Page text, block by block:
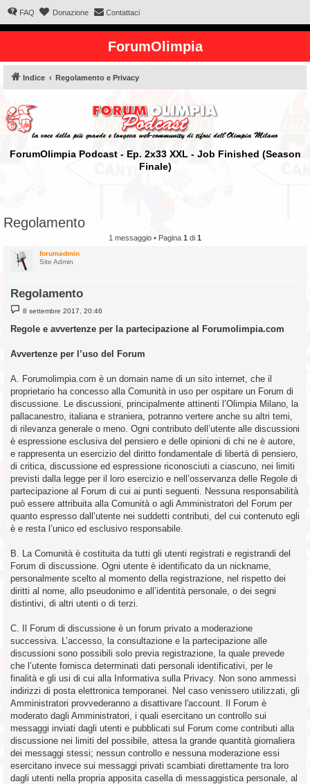
FAQ Donazione Contattaci
ForumOlimpia
Indice Regolamento e Privacy
ForumOlimpia Podcast - Ep. 2x33 XXL - Job Finished (Season
Finale)
Regolamento
1 messaggio • Pagina 1 di 1
forumadmin
Site Admin
Regolamento
M
e
s
g
o
8 settembre 2017, 20:46
Regole e avvertenze per la partecipazione al Forumolimpia.com
Avvertenze per l’uso del Forum
A. Forumolimpia.com è un domain name di un sito internet, che il
proprietario ha concesso alla Comunità in uso per ospitare un Forum di
discussione. Le discussioni, principalmente attinenti l’Olimpia Milano, la
pallacanestro, italiana e straniera, potranno vertere anche su altri temi,
di rilevanza generale o meno. Ogni contributo dell’utente alle discussioni
è espressione esclusiva del pensiero e delle opinioni di chi ne è autore,
e rappresenta un esercizio del diritto fondamentale di libertà di pensiero,
di critica, discussione ed espressione riconosciuti a ciascuno, nei limiti
previsti dalla legge per il loro esercizio e nell’osservanza delle Regole di
partecipazione al Forum di cui ai punti seguenti. Nessuna responsabilità
può essere attribuita alla Comunità o agli Amministratori del Forum per
quanto espresso dall’utente nei suddetti contributi, del cui contenuto egli
è e resta l’unico ed esclusivo responsabile.
B. La Comunità è costituita da tutti gli utenti registrati e registrandi del
Forum di discussione. Ogni utente è identificato da un nickname,
personalmente scelto al momento della registrazione, nel rispetto dei
diritti al nome, allo pseudonimo e all’identità personale, o dei segni
distintivi, di altri utenti o di terzi.
C. Il Forum di discussione è un forum privato a moderazione
successiva. L’accesso, la consultazione e la partecipazione alle
discussioni sono possibili solo previa registrazione, la quale prevede
che l’utente fornisca determinati dati personali identificativi, per le
finalità e gli usi di cui alla Informativa sulla Privacy. Non sono ammessi
indirizzi di posta elettronica temporanei. Nel caso venissero utilizzati, gli
Amministratori provvederanno a disattivare l'account. Il Forum è
moderato dagli Amministratori, i quali esercitano un controllo sui
messaggi inviati dagli utenti e pubblicati sul Forum come contributi alla
discussione nei limiti del possibile, attesa la grande quantità giornaliera
dei messaggi stessi; nessun controllo e nessuna moderazione essi
esercitano invece sui messaggi privati scambiati direttamente tra loro
dagli utenti nella propria apposita casella di messaggistica personale, al